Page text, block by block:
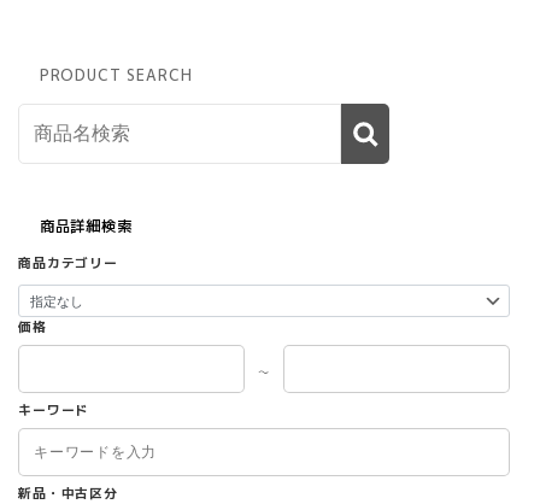
PRODUCT SEARCH
商品詳細検索
商品カテゴリー
価格
～
キーワード
新品・中古区分